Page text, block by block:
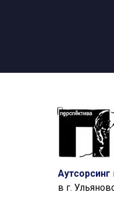
Аутсорсинг
в г.